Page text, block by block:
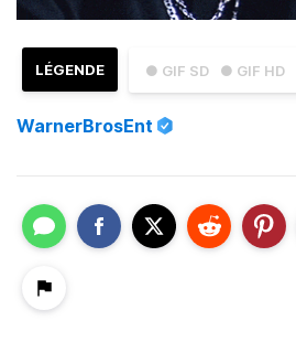
● GIF SD ● GIF HD
LÉGENDE
WarnerBrosEnt